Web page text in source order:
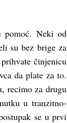
pomoć. Neki od
su bez brige za
činjenicu
da plate za to.
recimo za drugu
u tranzitno-
se u prvi